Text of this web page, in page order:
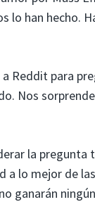
lo han hecho.
Reddit para
Nos
la
lo mejor de
ganarán